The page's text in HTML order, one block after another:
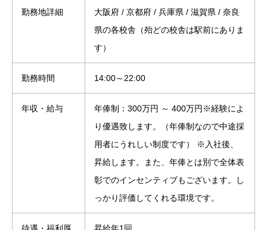
勤務地詳細
大阪府 / 京都府 / 兵庫県 / 滋賀県 / 奈良
県の各校舎（殆どの校舎は駅前にありま
す）
勤務時間 14:00～22:00
年収・給与
年俸制：300万円 ～ 400万円※経験によ
り優遇致します。（年俸制なので中途採
用者にうれしい制度です） ※入社後、
昇給します。また、年俸とは別で全体表
彰でのインセンティブもございます。し
っかり評価してくれる環境です。
待遇・福利厚 昇給年1回